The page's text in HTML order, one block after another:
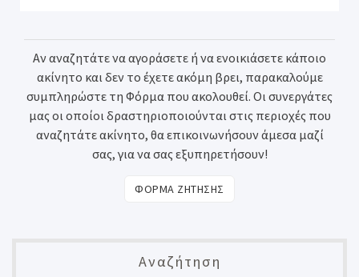
Αν αναζητάτε να αγοράσετε ή να ενοικιάσετε κάποιο
ακίνητο και δεν το έχετε ακόμη βρει, παρακαλούμε
συμπληρώστε τη Φόρμα που ακολουθεί. Οι συνεργάτες
μας οι οποίοι δραστηριοποιούνται στις περιοχές που
αναζητάτε ακίνητο, θα επικοινωνήσουν άμεσα μαζί
σας, για να σας εξυπηρετήσουν!
ΦΟΡΜΑ ΖΗΤΗΣΗΣ
Αναζήτηση